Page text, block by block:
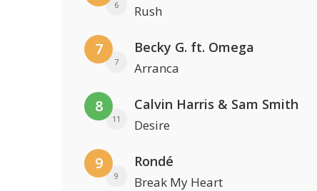
6 Rush
7
7
Becky G. ft. Omega
Arranca
8
11
Calvin Harris & Sam Smith
Desire
9
9
Rondé
Break My Heart